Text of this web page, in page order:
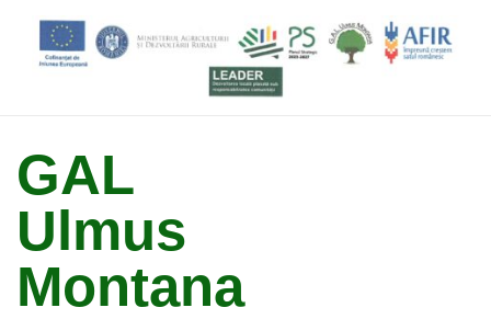
GAL
Ulmus
Montana